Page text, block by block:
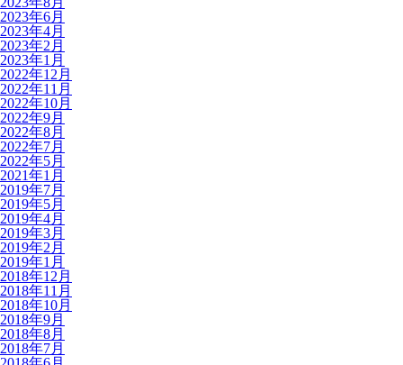
2023年6月
2023年4月
2023年2月
2023年1月
2022年12月
2022年11月
2022年10月
2022年9月
2022年8月
2022年7月
2022年5月
2021年1月
2019年7月
2019年5月
2019年4月
2019年3月
2019年2月
2019年1月
2018年12月
2018年11月
2018年10月
2018年9月
2018年8月
2018年7月